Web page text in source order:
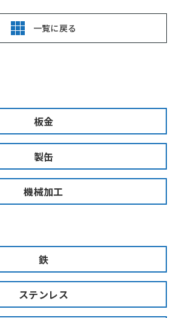
一覧に戻る
板金
製缶
機械加工
鉄
ステンレス